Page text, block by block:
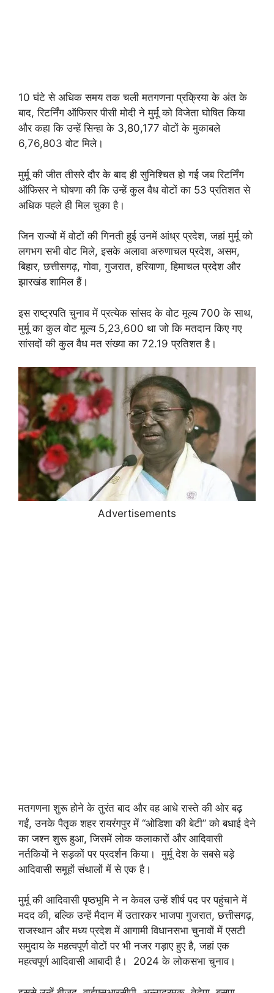
10 घंटे से अधिक समय तक चली मतगणना प्रक्रिया के अंत के
बाद, रिटर्निंग ऑफिसर पीसी मोदी ने मुर्मू को विजेता घोषित किया
और कहा कि उन्हें सिन्हा के 3,80,177 वोटों के मुकाबले
6,76,803 वोट मिले।
मुर्मू की जीत तीसरे दौर के बाद ही सुनिश्चित हो गई जब रिटर्निंग
ऑफिसर ने घोषणा की कि उन्हें कुल वैध वोटों का 53 प्रतिशत से
अधिक पहले ही मिल चुका है।
जिन राज्यों में वोटों की गिनती हुई उनमें आंध्र प्रदेश, जहां मुर्मू को
लगभग सभी वोट मिले, इसके अलावा अरुणाचल प्रदेश, असम,
बिहार, छत्तीसगढ़, गोवा, गुजरात, हरियाणा, हिमाचल प्रदेश और
झारखंड शामिल हैं।
इस राष्ट्रपति चुनाव में प्रत्येक सांसद के वोट मूल्य 700 के साथ,
मुर्मू का कुल वोट मूल्य 5,23,600 था जो कि मतदान किए गए
सांसदों की कुल वैध मत संख्या का 72.19 प्रतिशत है।
Advertisements
मतगणना शुरू होने के तुरंत बाद और वह आधे रास्ते की ओर बढ़
गईं, उनके पैतृक शहर रायरंगपुर में “ओडिशा की बेटी” को बधाई देने
का जश्न शुरू हुआ, जिसमें लोक कलाकारों और आदिवासी
नर्तकियों ने सड़कों पर प्रदर्शन किया। मुर्मू देश के सबसे बड़े
आदिवासी समूहों संथालों में से एक है।
मुर्मू की आदिवासी पृष्ठभूमि ने न केवल उन्हें शीर्ष पद पर पहुंचाने में
मदद की, बल्कि उन्हें मैदान में उतारकर भाजपा गुजरात, छत्तीसगढ़,
राजस्थान और मध्य प्रदेश में आगामी विधानसभा चुनावों में एसटी
समुदाय के महत्वपूर्ण वोटों पर भी नजर गड़ाए हुए है, जहां एक
महत्वपूर्ण आदिवासी आबादी है। 2024 के लोकसभा चुनाव।